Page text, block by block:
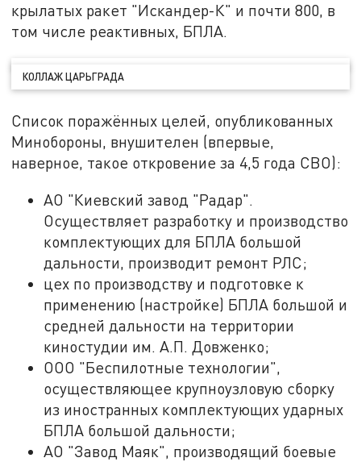
крылатых ракет "Искандер-К" и почти 800, в
том числе реактивных, БПЛА.
КОЛЛАЖ ЦАРЬГРАДА
Список поражённых целей, опубликованных
Минобороны, внушителен (впервые,
наверное, такое откровение за 4,5 года СВО):
АО "Киевский завод "Радар".
Осуществляет разработку и производство
комплектующих для БПЛА большой
дальности, производит ремонт РЛС;
цех по производству и подготовке к
применению (настройке) БПЛА большой и
средней дальности на территории
киностудии им. А.П. Довженко;
ООО "Беспилотные технологии",
осуществляющее крупноузловую сборку
из иностранных комплектующих ударных
БПЛА большой дальности;
АО "Завод Маяк", производящий боевые